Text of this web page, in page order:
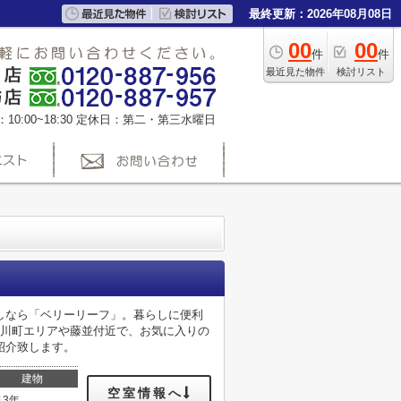
最終更新：2026年08月08日
00件
最近見た物件
00件
検討リスト
10:00~18:30 定休日：第二・第三水曜日
ら「ベリーリーフ」。暮らしに便利
町エリアや藤並付近で、お気に入りの
致します。
建物
空室情報へ